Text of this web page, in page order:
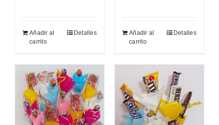
Añadir al
carrito
Detalles
Añadir al
carrito
Detalles